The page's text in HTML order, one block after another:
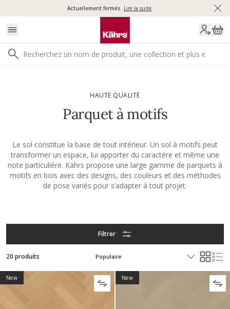
Actuellement fermés Lire la suite
HAUTE QUALITÉ
Parquet à motifs
Le sol constitue la base de tout intérieur. Un sol à motifs peut
transformer un espace, lui apporter du caractère et même une
note particulière. Kährs propose une large gamme de parquets à
motifs en bois avec des designs, des couleurs et des méthodes
de pose variés pour s’adapter à tout projet.
Filtrer
20 produits
New New